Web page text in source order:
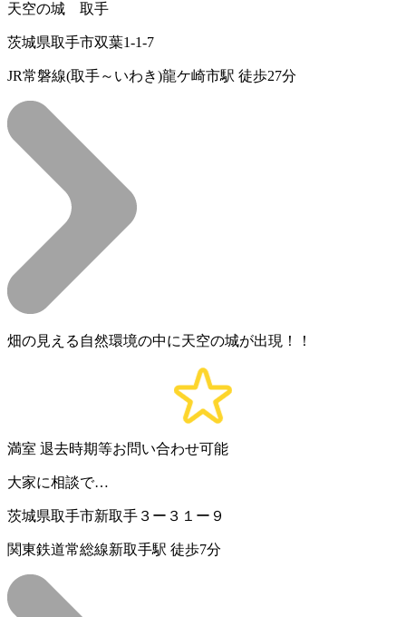
天空の城 取手
茨城県取手市双葉1-1-7
JR常磐線(取手～いわき)龍ケ崎市駅 徒歩27分
畑の見える自然環境の中に天空の城が出現！！
満室 退去時期等お問い合わせ可能
大家に相談で…
茨城県取手市新取手３ー３１ー９
関東鉄道常総線新取手駅 徒歩7分